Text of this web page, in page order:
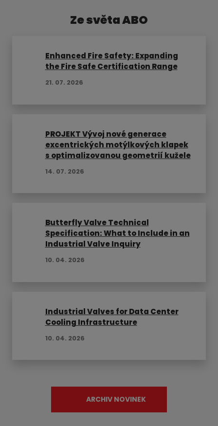
Ze světa ABO
21. 07. 2026
Enhanced Fire Safety: Expanding
the Fire Safe Certification Range
14. 07. 2026
PROJEKT Vývoj nové generace
excentrických motýlkových klapek
s optimalizovanou geometrií kužele
10. 04. 2026
Butterfly Valve Technical
Specification: What to Include in an
Industrial Valve Inquiry
10. 04. 2026
Industrial Valves for Data Center
Cooling Infrastructure
ARCHIV NOVINEK